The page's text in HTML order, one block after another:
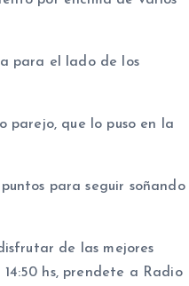
para el lado de los
parejo, que lo puso en la
para seguir soñando
de las mejores
hs, prendete a Radio